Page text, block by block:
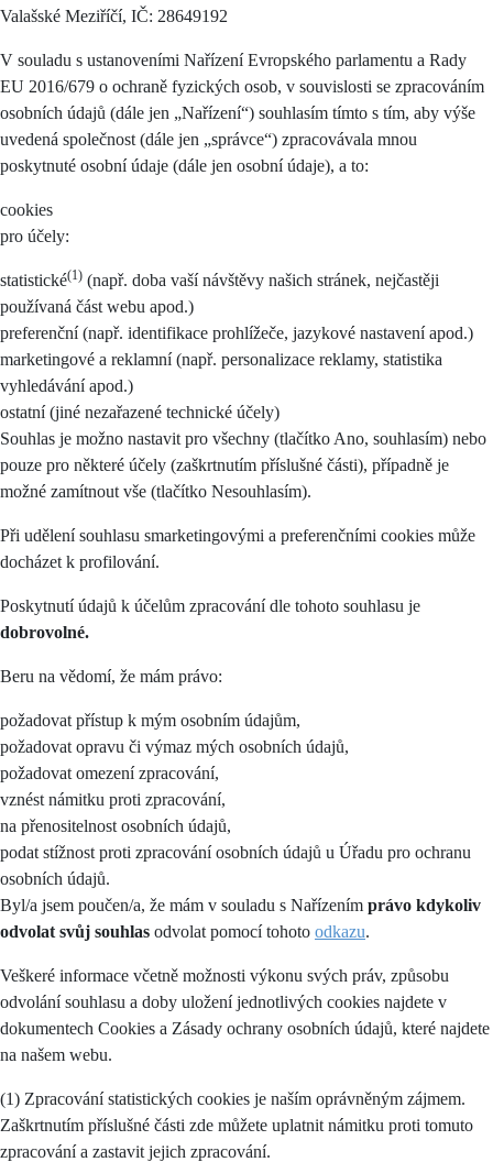
Valašské Meziříčí, IČ: 28649192
V souladu s ustanoveními Nařízení Evropského parlamentu a Rady
EU 2016/679 o ochraně fyzických osob, v souvislosti se zpracováním
osobních údajů (dále jen „Nařízení“) souhlasím tímto s tím, aby výše
uvedená společnost (dále jen „správce“) zpracovávala mnou
poskytnuté osobní údaje (dále jen osobní údaje), a to:
cookies
pro účely:
statistické(1) (např. doba vaší návštěvy našich stránek, nejčastěji
používaná část webu apod.)
preferenční (např. identifikace prohlížeče, jazykové nastavení apod.)
marketingové a reklamní (např. personalizace reklamy, statistika
vyhledávání apod.)
ostatní (jiné nezařazené technické účely)
Souhlas je možno nastavit pro všechny (tlačítko Ano, souhlasím) nebo
pouze pro některé účely (zaškrtnutím příslušné části), případně je
možné zamítnout vše (tlačítko Nesouhlasím).
Při udělení souhlasu smarketingovými a preferenčními cookies může
docházet k profilování.
Poskytnutí údajů k účelům zpracování dle tohoto souhlasu je
dobrovolné.
Beru na vědomí, že mám právo:
požadovat přístup k mým osobním údajům,
požadovat opravu či výmaz mých osobních údajů,
požadovat omezení zpracování,
vznést námitku proti zpracování,
na přenositelnost osobních údajů,
podat stížnost proti zpracování osobních údajů u Úřadu pro ochranu
osobních údajů.
Byl/a jsem poučen/a, že mám v souladu s Nařízením právo kdykoliv
odvolat svůj souhlas odvolat pomocí tohoto odkazu.
Veškeré informace včetně možnosti výkonu svých práv, způsobu
odvolání souhlasu a doby uložení jednotlivých cookies najdete v
dokumentech Cookies a Zásady ochrany osobních údajů, které najdete
na našem webu.
(1) Zpracování statistických cookies je naším oprávněným zájmem.
Zaškrtnutím příslušné části zde můžete uplatnit námitku proti tomuto
zpracování a zastavit jejich zpracování.